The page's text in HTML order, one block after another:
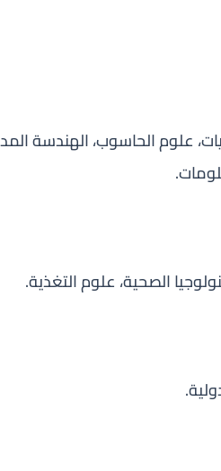
علوم الحاسوب، الهندسة
الصحية، علوم التغذية.